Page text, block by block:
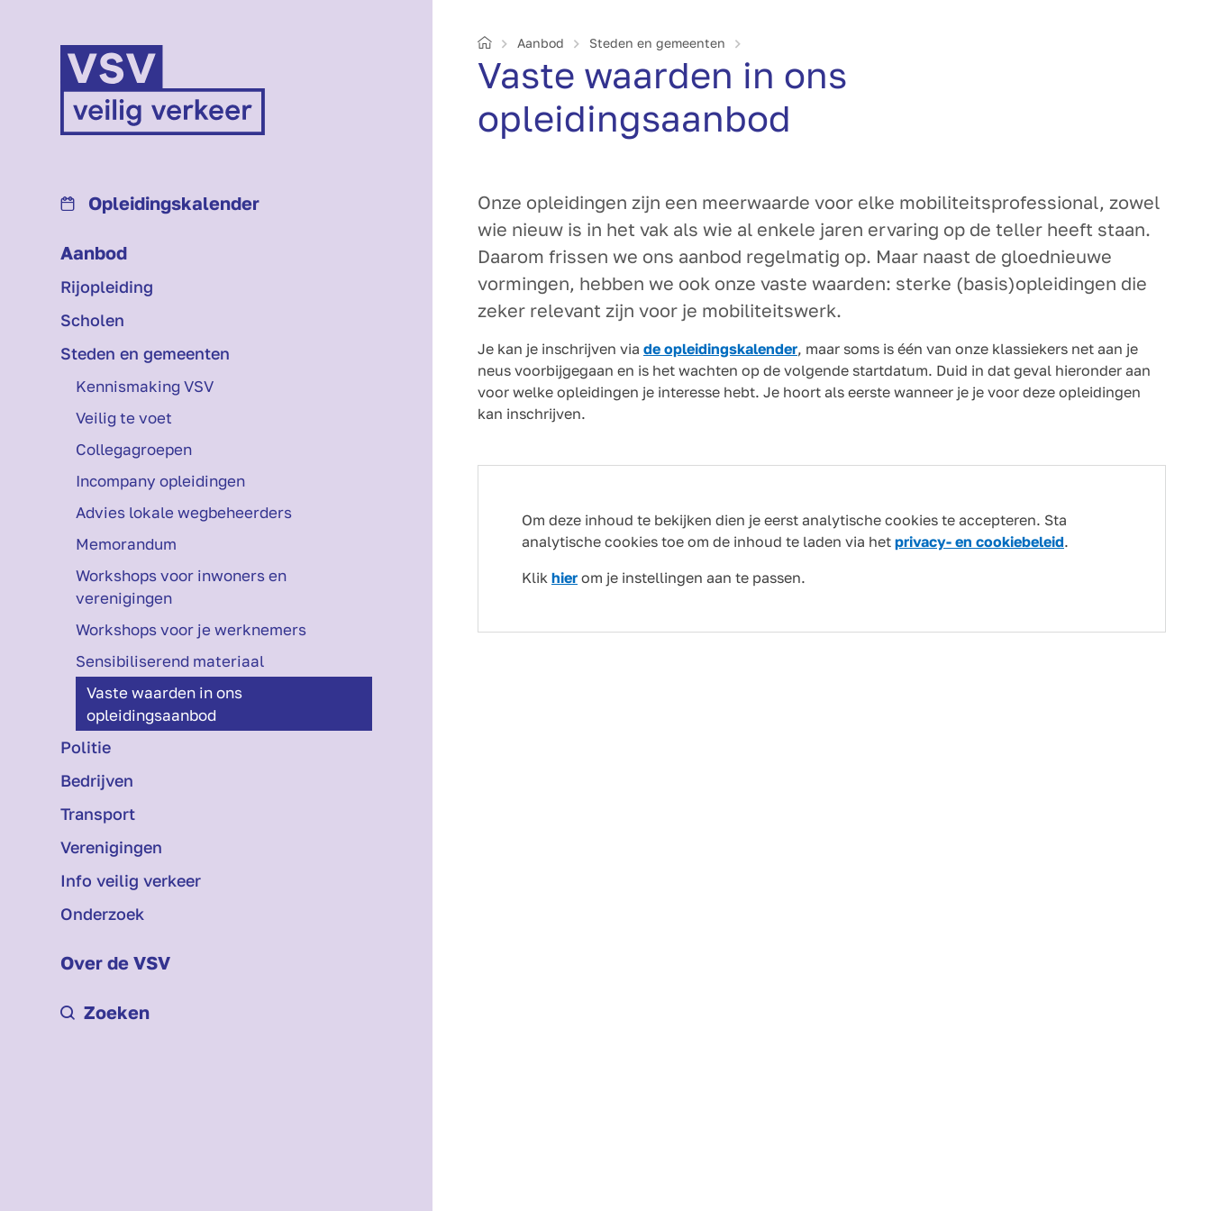
Opleidings­kalender
Aanbod
Rijopleiding
Scholen
Steden en gemeenten
Kennismaking VSV
Veilig te voet
Collegagroepen
Incompany opleidingen
Advies lokale wegbeheerders
Memorandum
Workshops voor inwoners en
verenigingen
Workshops voor je werknemers
Sensibiliserend materiaal
Vaste waarden in ons
opleidingsaanbod
Politie
Bedrijven
Transport
Verenigingen
Info veilig verkeer
Onderzoek
Over de VSV
Zoeken
HomeAanbod Steden en gemeenten
Vaste waarden in ons
opleidingsaanbod
Onze opleidingen zijn een meerwaarde voor elke mobiliteitsprofessional, zowel
wie nieuw is in het vak als wie al enkele jaren ervaring op de teller heeft staan.
Daarom frissen we ons aanbod regelmatig op. Maar naast de gloednieuwe
vormingen, hebben we ook onze vaste waarden: sterke (basis)opleidingen die
zeker relevant zijn voor je mobiliteitswerk.
Je kan je inschrijven via de opleidingskalender, maar soms is één van onze klassiekers net aan je
neus voorbijgegaan en is het wachten op de volgende startdatum. Duid in dat geval hieronder aan
voor welke opleidingen je interesse hebt. Je hoort als eerste wanneer je je voor deze opleidingen
kan inschrijven.
Om deze inhoud te bekijken dien je eerst analytische cookies te accepteren. Sta
analytische cookies toe om de inhoud te laden via het privacy- en cookiebeleid.
Klik hier om je instellingen aan te passen.